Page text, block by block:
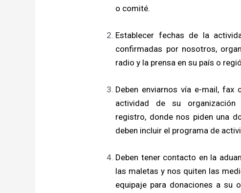
o comité.
Establecer fechas de la
confirmadas por nosotros,
radio y la prensa en su país o
Deben enviarnos vía e-mail,
actividad de su
registro, donde nos piden una
deben incluir el programa de
Deben tener contacto en la
las maletas y nos quiten las
equipaje para donaciones a su